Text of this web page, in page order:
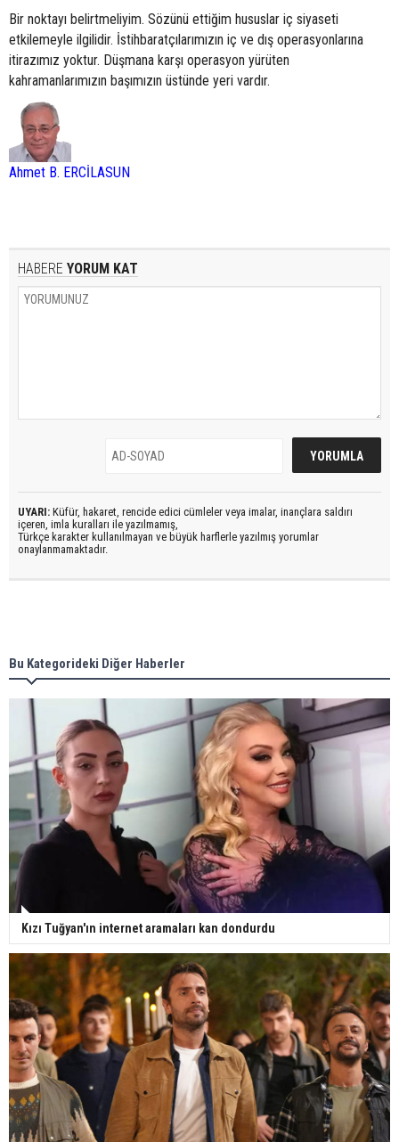
Bir noktayı belirtmeliyim. Sözünü ettiğim hususlar iç siyaseti
etkilemeyle ilgilidir. İstihbaratçılarımızın iç ve dış operasyonlarına
itirazımız yoktur. Düşmana karşı operasyon yürüten
kahramanlarımızın başımızın üstünde yeri vardır.
Ahmet B. ERCİLASUN
HABERE YORUM KAT
UYARI: Küfür, hakaret, rencide edici cümleler veya imalar, inançlara saldırı
içeren, imla kuralları ile yazılmamış,
Türkçe karakter kullanılmayan ve büyük harflerle yazılmış yorumlar
onaylanmamaktadır.
Bu Kategorideki Diğer Haberler
Kızı Tuğyan'ın internet aramaları kan dondurdu